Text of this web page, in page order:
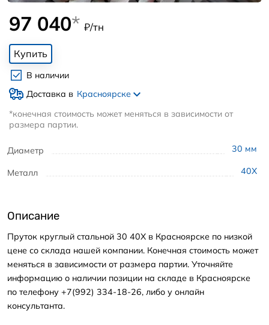
Диаметр 30 мм
Металл 40Х
97 040* ₽/тн
Купить
В наличии
Доставка в Красноярске
*конечная стоимость может меняться в зависимости от
размера партии.
Описание
Пруток круглый стальной 30 40Х в Красноярске по низкой
цене со склада нашей компании. Конечная стоимость может
меняться в зависимости от размера партии. Уточняйте
информацию о наличии позиции на складе в Красноярске
по телефону +7(992) 334-18-26, либо у онлайн
консультанта.